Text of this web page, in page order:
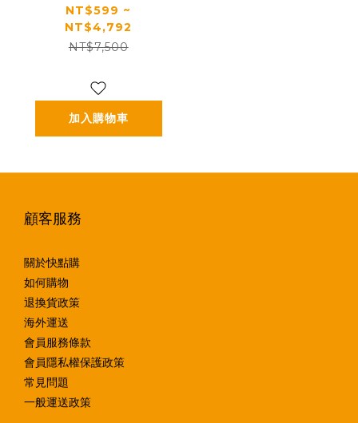
乾健康禮盒(240g)
NT$599 ~
NT$4,792
NT$7,500
加入購物車
顧客服務
關於快點購
如何購物
退換貨政策
海外運送
會員服務條款
會員隱私權保護政策
常見問題
一般運送政策